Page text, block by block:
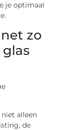
je optimaal
zo
alleen
de